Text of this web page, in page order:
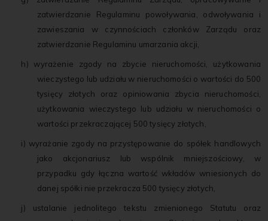
zatwierdzanie Regulaminu powoływania, odwoływania i
zawieszania w czynnościach członków Zarządu oraz
zatwierdzanie Regulaminu umarzania akcji,
h) wyrażenie zgody na zbycie nieruchomości, użytkowania
wieczystego lub udziału w nieruchomości o wartości do 500
tysięcy złotych oraz opiniowania zbycia nieruchomości,
użytkowania wieczystego lub udziału w nieruchomości o
wartości przekraczającej 500 tysięcy złotych,
i) wyrażanie zgody na przystępowanie do spółek handlowych
jako akcjonariusz lub wspólnik mniejszościowy, w
przypadku gdy łączna wartość wkładów wniesionych do
danej spółki nie przekracza 500 tysięcy złotych,
j) ustalanie jednolitego tekstu zmienionego Statutu oraz